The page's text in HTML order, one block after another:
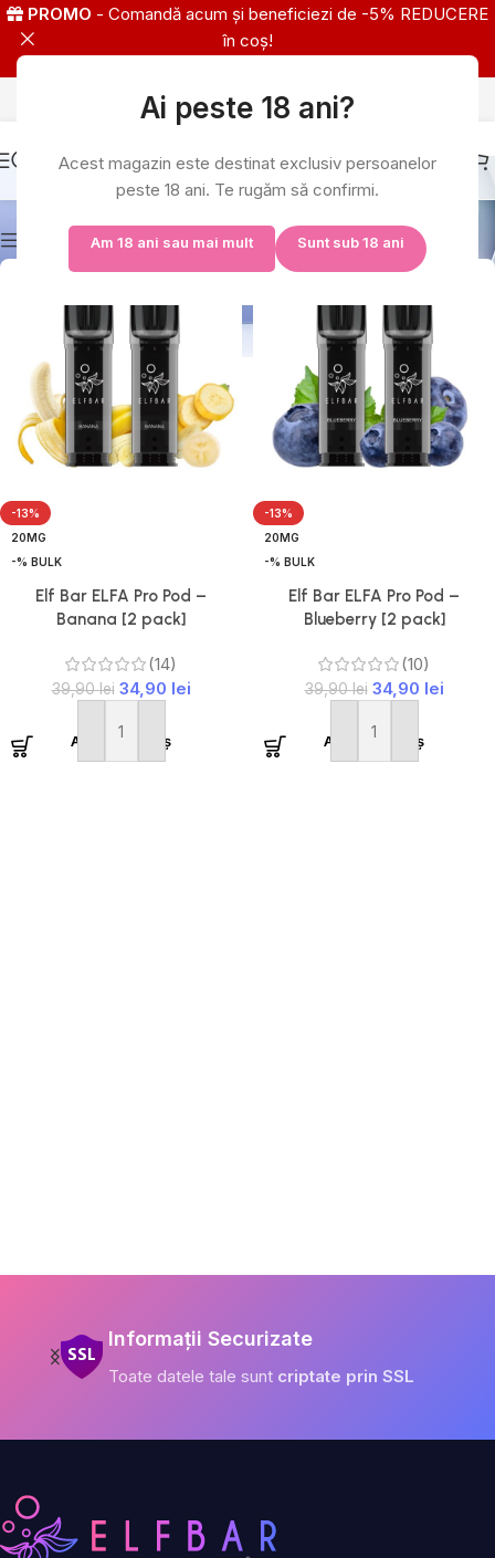
Ai peste 18 ani?
Acest magazin este destinat exclusiv persoanelor
peste 18 ani. Te rugăm să confirmi.
Am 18 ani sau mai mult Sunt sub 18 ani
PROMO - Comandă acum și beneficiezi de -5% REDUCERE
în coș!
IMPORTATOR EXLCUSIV ELFBAR
ELFBAR ELFA PRO Pod
Show column
-13%
20MG
-% BULK
Elf Bar ELFA Pro Pod –
Banana [2 pack]
(14)
39,90lei 34,90 lei
Adaugă în coș
-13%
20MG
-% BULK
Elf Bar ELFA Pro Pod –
Blueberry [2 pack]
(10)
39,90lei 34,90 lei
Adaugă în coș
Informații Securizate
Toate datele tale sunt criptate prin SSL